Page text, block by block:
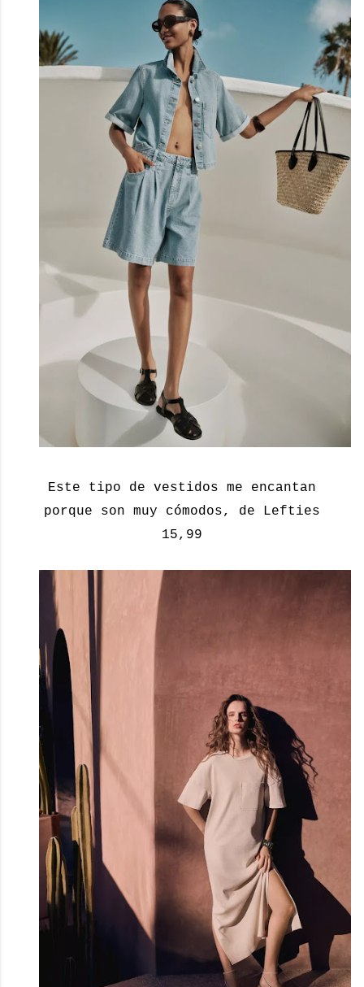
Este tipo de vestidos me encantan
porque son muy cómodos, de Lefties
15,99